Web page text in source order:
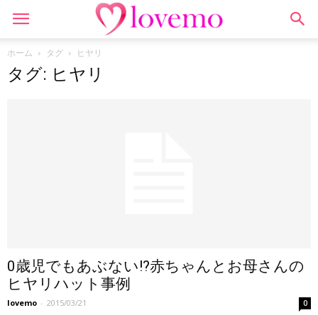
ホーム タグ ヒヤリ
タグ: ヒヤリ
0歳児でもあぶない!?赤ちゃんとお母さんの
ヒヤリハット事例
lovemo - 2015/03/21 0